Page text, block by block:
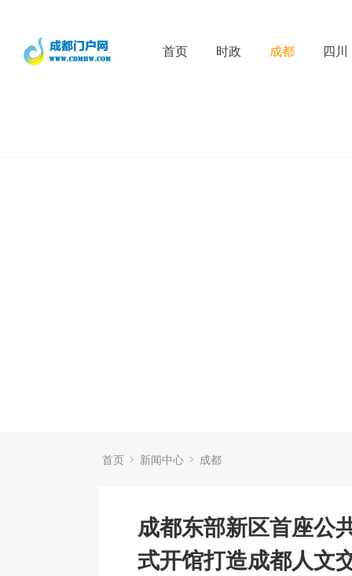
首页 时政 成都 四川
首页 新闻中心 成都
成都东部新区首座公
式开馆打造成都人文